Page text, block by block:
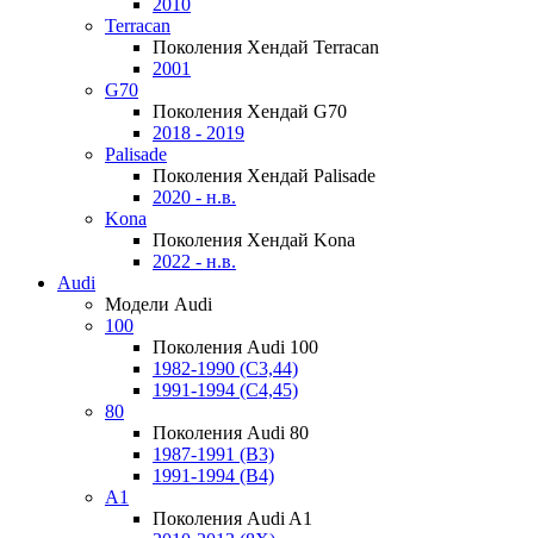
2010
Terracan
Поколения Хендай Terracan
2001
G70
Поколения Хендай G70
2018 - 2019
Palisade
Поколения Хендай Palisade
2020 - н.в.
Kona
Поколения Хендай Kona
2022 - н.в.
Audi
Модели Audi
100
Поколения Audi 100
1982-1990 (С3,44)
1991-1994 (С4,45)
80
Поколения Audi 80
1987-1991 (B3)
1991-1994 (B4)
A1
Поколения Audi A1